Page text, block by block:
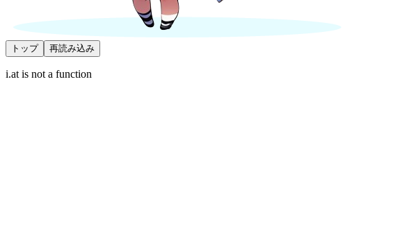
トップ 再読み込み
i.at is not a function